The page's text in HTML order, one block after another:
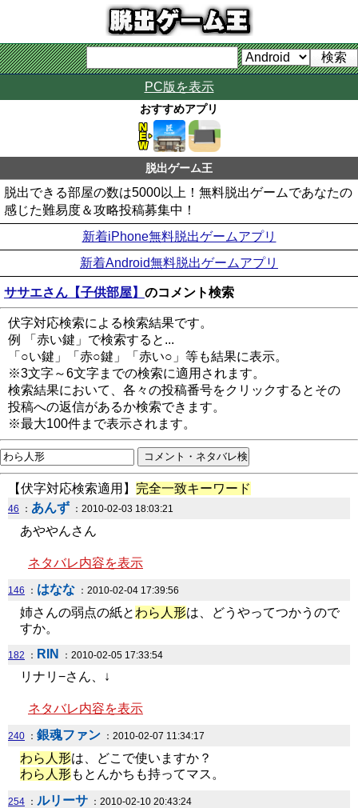
PC版を表示
おすすめアプリ
脱出ゲーム王
脱出できる部屋の数は5000以上！無料脱出ゲームであなたの
感じた難易度＆攻略投稿募集中！
新着iPhone無料脱出ゲームアプリ
新着Android無料脱出ゲームアプリ
ササエさん【子供部屋】 のコメント検索
伏字対応検索による検索結果です。
例 「赤い鍵」で検索すると...
「○い鍵」「赤○鍵」「赤い○」等も結果に表示。
※3文字～6文字までの検索に適用されます。
検索結果において、各々の投稿番号をクリックするとその
投稿への返信があるか検索できます。
※最大100件まで表示されます。
【伏字対応検索適用】 完全一致キーワード
46 ： あんず ：2010-02-03 18:03:21
あややんさん
ネタバレ内容を表示
146 ： はなな ：2010-02-04 17:39:56
姉さんの弱点の紙と わら人形は、どうやってつかうので
すか。
182 ： RIN ：2010-02-05 17:33:54
リナリ−さん、↓
ネタバレ内容を表示
240 ： 銀魂ファン ：2010-02-07 11:34:17
わら人形は、どこで使いますか？
わら人形もとんかちも持ってマス。
254 ： ルリーサ ：2010-02-10 20:43:24